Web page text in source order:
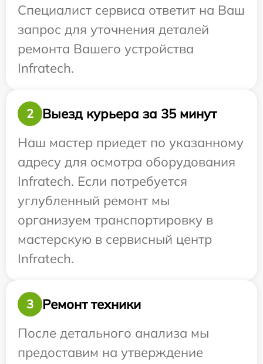
Специалист сервиса ответит на Ваш
запрос для уточнения деталей
ремонта Вашего устройства
Infratech.
2
Выезд курьера за 35 минут
Наш мастер приедет по указанному
адресу для осмотра оборудования
Infratech. Если потребуется
углубленный ремонт мы
организуем транспортировку в
мастерскую в сервисный центр
Infratech.
3
Ремонт техники
После детального анализа мы
предоставим на утверждение